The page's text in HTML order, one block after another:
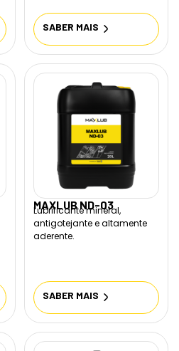
SABER MAIS
MAXLUB ND-03
Lubrificante mineral,
antigotejante e altamente
aderente.
SABER MAIS